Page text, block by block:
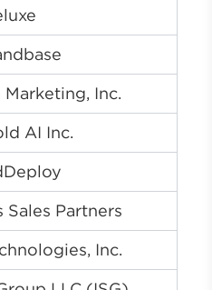
Inc.
AI Inc.
Sales Partners
Inc.